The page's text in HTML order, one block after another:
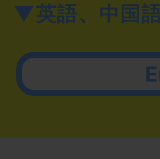
▼英語、中国